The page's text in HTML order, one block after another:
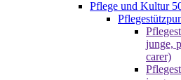
Pflege und Kultur
junge,
carer)